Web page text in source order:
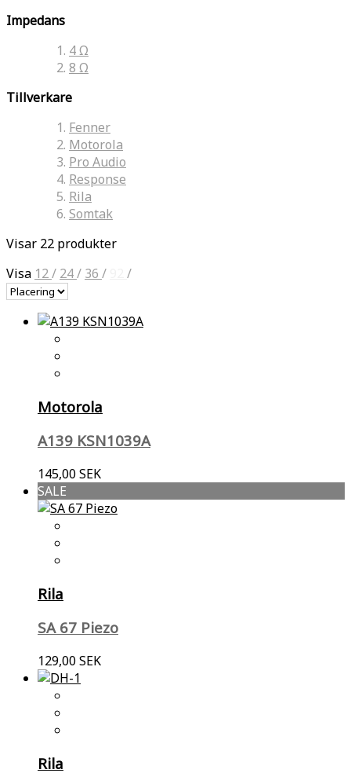
Impedans
4 Ω
8 Ω
Tillverkare
Fenner
Motorola
Pro Audio
Response
Rila
Somtak
Visar 22 produkter
Visa 12/ 24/ 36 / /
Motorola
A139 KSN1039A
145,00 SEK
SALE
Rila
SA 67 Piezo
129,00 SEK
Rila